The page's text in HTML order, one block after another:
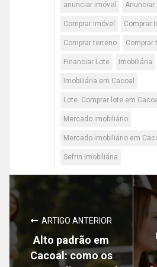
anunciar imóvel Anunciar
Comprar imóvel Comprar
Comprar terreno Comprar
Financiar Lote Imobiliária
Imobiliária em Cacoal
Lote. Comprar lote em
Mercado imobiliário
Mercado imobiliário em
Sefrin Imobiliária
ARTIGO ANTERIOR
Alto padrão em
Cacoal: como os